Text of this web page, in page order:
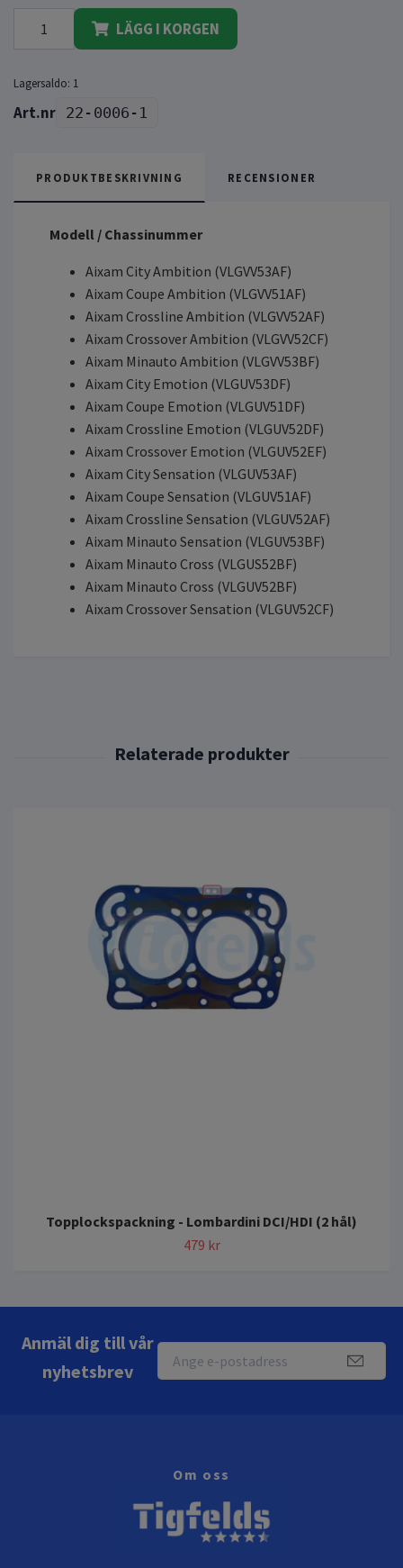
LÄGG I KORGEN
Lagersaldo: 1
22-0006-1
PRODUKTBESKRIVNING RECENSIONER
Modell / Chassinummer
Aixam City Ambition (VLGVV53AF)
Aixam Coupe Ambition (VLGVV51AF)
Aixam Crossline Ambition (VLGVV52AF)
Aixam Crossover Ambition (VLGVV52CF)
Aixam Minauto Ambition (VLGVV53BF)
Aixam City Emotion (VLGUV53DF)
Aixam Coupe Emotion (VLGUV51DF)
Aixam Crossline Emotion (VLGUV52DF)
Aixam Crossover Emotion (VLGUV52EF)
Aixam City Sensation (VLGUV53AF)
Aixam Coupe Sensation (VLGUV51AF)
Aixam Crossline Sensation (VLGUV52AF)
Aixam Minauto Sensation (VLGUV53BF)
Aixam Minauto Cross (VLGUS52BF)
Aixam Minauto Cross (VLGUV52BF)
Aixam Crossover Sensation (VLGUV52CF)
Topplockspackning - Lombardini DCI/HDI (2 hål)
479 kr
Anmäl dig till vår
nyhetsbrev
Om oss